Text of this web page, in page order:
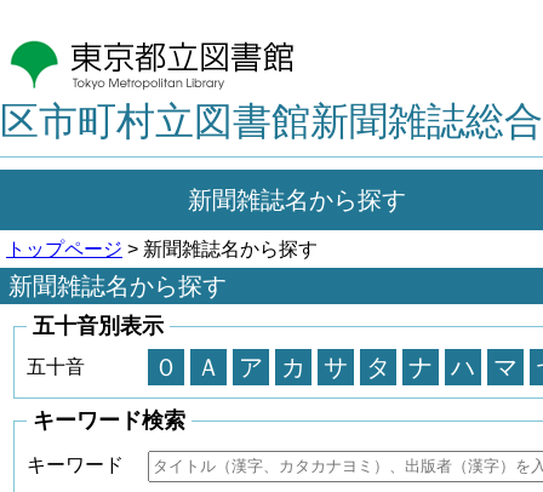
区市町村立図書館新聞雑誌総
新聞雑誌名から探す
トップページ > 新聞雑誌名から探す
新聞雑誌名から探す
五十音別表示
五十音 ０ Ａ ア カ サ タ ナ ハ マ
キーワード検索
キーワード